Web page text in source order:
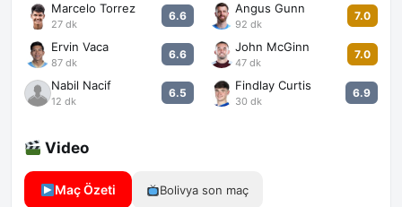
Marcelo Torrez
27 dk
6.6
Ervin Vaca
87 dk
6.6
Nabil Nacif
12 dk
6.5
Angus Gunn
92 dk
7.0
John McGinn
47 dk
7.0
Findlay Curtis
30 dk
6.9
Video
Maç Özeti Bolivya son maç